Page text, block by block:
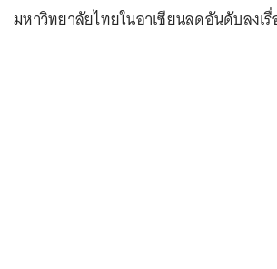
มหาวิทยาลัยไทยในอาเซียนลดอันดับลงเ